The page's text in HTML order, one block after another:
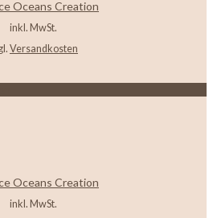
inkl. MwSt.
Versandkosten
inkl. MwSt.